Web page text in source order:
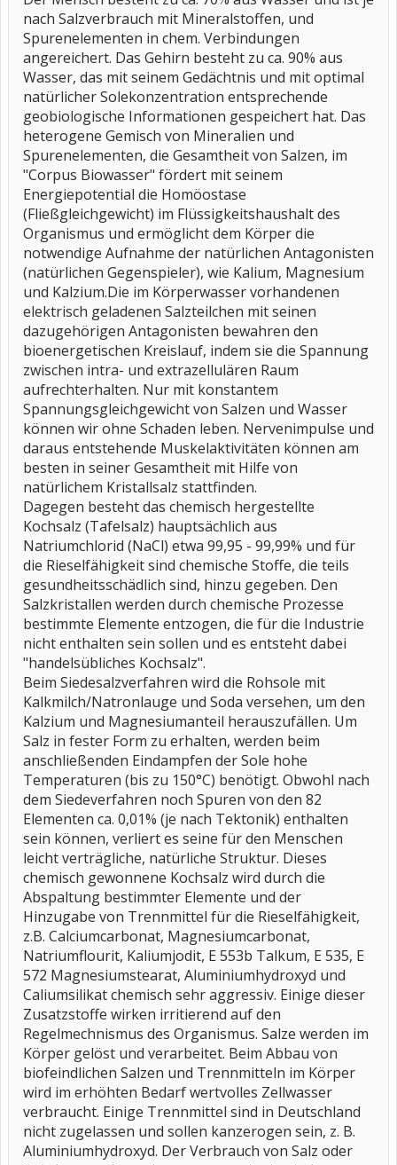
nach Salzverbrauch mit Mineralstoffen, und
Spurenelementen in chem. Verbindungen
angereichert. Das Gehirn besteht zu ca. 90% aus
Wasser, das mit seinem Gedächtnis und mit optimal
natürlicher Solekonzentration entsprechende
geobiologische Informationen gespeichert hat. Das
heterogene Gemisch von Mineralien und
Spurenelementen, die Gesamtheit von Salzen, im
"Corpus Biowasser" fördert mit seinem
Energiepotential die Homöostase
(Fließgleichgewicht) im Flüssigkeitshaushalt des
Organismus und ermöglicht dem Körper die
notwendige Aufnahme der natürlichen Antagonisten
(natürlichen Gegenspieler), wie Kalium, Magnesium
und Kalzium.Die im Körperwasser vorhandenen
elektrisch geladenen Salzteilchen mit seinen
dazugehörigen Antagonisten bewahren den
bioenergetischen Kreislauf, indem sie die Spannung
zwischen intra- und extrazellulären Raum
aufrechterhalten. Nur mit konstantem
Spannungsgleichgewicht von Salzen und Wasser
können wir ohne Schaden leben. Nervenimpulse und
daraus entstehende Muskelaktivitäten können am
besten in seiner Gesamtheit mit Hilfe von
natürlichem Kristallsalz stattfinden.
Dagegen besteht das chemisch hergestellte
Kochsalz (Tafelsalz) hauptsächlich aus
Natriumchlorid (NaCl) etwa 99,95 - 99,99% und für
die Rieselfähigkeit sind chemische Stoffe, die teils
gesundheitsschädlich sind, hinzu gegeben. Den
Salzkristallen werden durch chemische Prozesse
bestimmte Elemente entzogen, die für die Industrie
nicht enthalten sein sollen und es entsteht dabei
"handelsübliches Kochsalz".
Beim Siedesalzverfahren wird die Rohsole mit
Kalkmilch/Natronlauge und Soda versehen, um den
Kalzium und Magnesiumanteil herauszufällen. Um
Salz in fester Form zu erhalten, werden beim
anschließenden Eindampfen der Sole hohe
Temperaturen (bis zu 150°C) benötigt. Obwohl nach
dem Siedeverfahren noch Spuren von den 82
Elementen ca. 0,01% (je nach Tektonik) enthalten
sein können, verliert es seine für den Menschen
leicht verträgliche, natürliche Struktur. Dieses
chemisch gewonnene Kochsalz wird durch die
Abspaltung bestimmter Elemente und der
Hinzugabe von Trennmittel für die Rieselfähigkeit,
z.B. Calciumcarbonat, Magnesiumcarbonat,
Natriumflourit, Kaliumjodit, E 553b Talkum, E 535, E
572 Magnesiumstearat, Aluminiumhydroxyd und
Caliumsilikat chemisch sehr aggressiv. Einige dieser
Zusatzstoffe wirken irritierend auf den
Regelmechnismus des Organismus. Salze werden im
Körper gelöst und verarbeitet. Beim Abbau von
biofeindlichen Salzen und Trennmitteln im Körper
wird im erhöhten Bedarf wertvolles Zellwasser
verbraucht. Einige Trennmittel sind in Deutschland
nicht zugelassen und sollen kanzerogen sein, z. B.
Aluminiumhydroxyd. Der Verbrauch von Salz oder